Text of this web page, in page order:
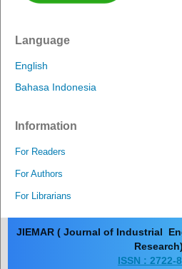
Language
English
Bahasa Indonesia
Information
For Readers
For Authors
For Librarians
JIEMAR ( Journal of Industrial
Research)
ISSN : 2722-